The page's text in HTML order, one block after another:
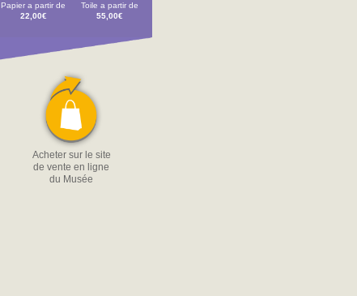
Papier a partir de
22,00€
Toile a partir de
55,00€
Acheter sur le site
de vente en ligne
du Musée